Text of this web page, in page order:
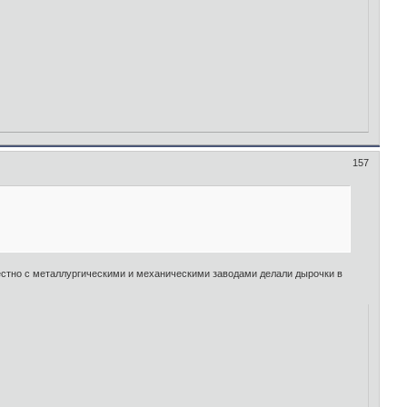
157
с металлургическими и механическими заводами делали дырочки в